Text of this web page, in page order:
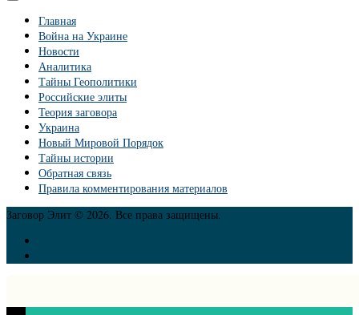
Главная
Война на Украине
Новости
Аналитика
Тайны Геополитики
Российские элиты
Теория заговора
Украина
Новый Мировой Порядок
Тайны истории
Обратная связь
Правила комментирования материалов
Заговор Элит © 2026. Все права защищены.